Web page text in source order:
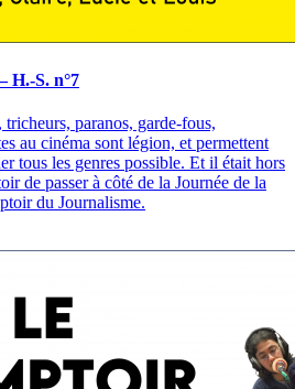
H.-S. n°7
tricheurs, paranos, garde-fous,
au cinéma sont légion, et permettent
tous les genres possible. Et il était hors
de passer à côté de la Journée de la
du Journalisme.